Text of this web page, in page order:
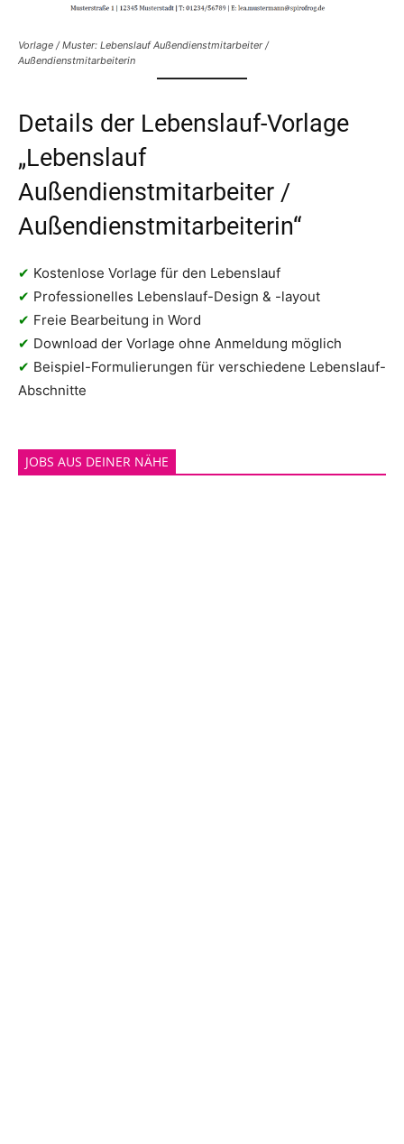
Vorlage / Muster: Lebenslauf Außendienstmitarbeiter /
Außendienstmitarbeiterin
Details der Lebenslauf-Vorlage
„Lebenslauf
Außendienstmitarbeiter /
Außendienstmitarbeiterin“
✔ Kostenlose Vorlage für den Lebenslauf
✔ Professionelles Lebenslauf-Design & -layout
✔ Freie Bearbeitung in Word
✔ Download der Vorlage ohne Anmeldung möglich
✔ Beispiel-Formulierungen für verschiedene Lebenslauf-
Abschnitte
JOBS AUS DEINER NÄHE